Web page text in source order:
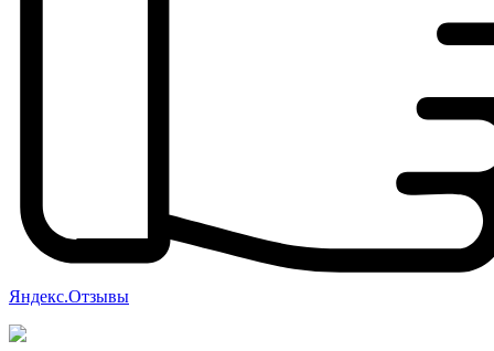
Яндекс.Отзывы